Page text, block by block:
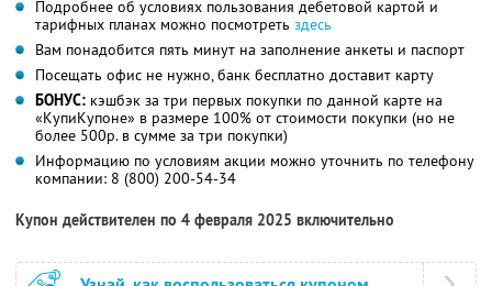
Подробнее об условиях пользования дебетовой картой и
тарифных планах можно посмотреть здесь
Вам понадобится пять минут на заполнение анкеты и паспорт
Посещать офис не нужно, банк бесплатно доставит карту
БОНУС: кэшбэк за три первых покупки по данной карте на
«КупиКупоне» в размере 100% от стоимости покупки (но не
более 500р. в сумме за три покупки)
Информацию по условиям акции можно уточнить по телефону
компании: 8 (800) 200-54-34
Купон действителен по 4 февраля 2025 включительно